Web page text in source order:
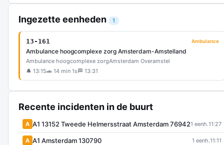
Ingezette eenheden 1
13-161 Ambulance
Ambulance hoogcomplexe zorg Amsterdam-Amstelland
Ambulance hoogcomplexe zorgAmsterdam Overamstel
🔔 13:15🚗 14 min 1s 🏁 13:31
Recente incidenten in de buurt
A A1 13152 Tweede Helmersstraat Amsterdam 769421 eenh.11:27
A A1 Amsterdam 130790 1 eenh.11:11